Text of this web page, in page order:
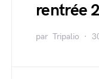
rentrée
par Tripalio